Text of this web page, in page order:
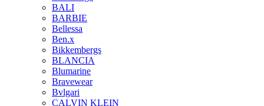
BALI
BARBIE
Bellessa
Ben.x
Bikkembergs
BLANCIA
Blumarine
Bravewear
Bvlgari
CALVIN KLEIN